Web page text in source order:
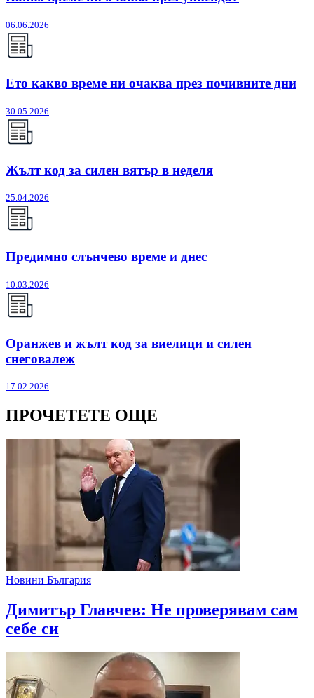
06.06.2026
Ето какво време ни очаква през почивните дни
30.05.2026
Жълт код за силен вятър в неделя
25.04.2026
Предимно слънчево време и днес
10.03.2026
Оранжев и жълт код за виелици и силен
снеговалеж
17.02.2026
ПРОЧЕТЕТЕ ОЩЕ
Новини България
Димитър Главчев: Не проверявам сам
себе си